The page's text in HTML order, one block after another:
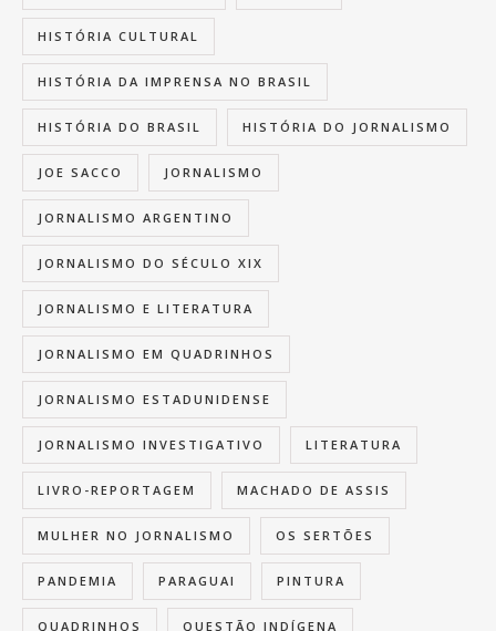
HISTÓRIA CULTURAL
HISTÓRIA DA IMPRENSA NO BRASIL
HISTÓRIA DO BRASIL HISTÓRIA DO JORNALISMO
JOE SACCO JORNALISMO
JORNALISMO ARGENTINO
JORNALISMO DO SÉCULO XIX
JORNALISMO E LITERATURA
JORNALISMO EM QUADRINHOS
JORNALISMO ESTADUNIDENSE
JORNALISMO INVESTIGATIVO LITERATURA
LIVRO-REPORTAGEM MACHADO DE ASSIS
MULHER NO JORNALISMO OS SERTÕES
PANDEMIA PARAGUAI PINTURA
QUADRINHOS QUESTÃO INDÍGENA